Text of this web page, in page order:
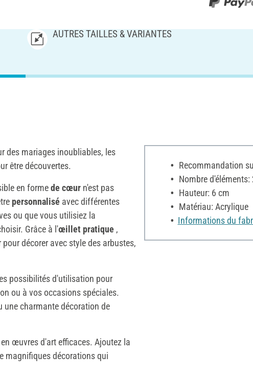
AUTRES TAILLES & VARIANTES
des mariages inoubliables, les
être découvertes.
en formede cœur n'est pas
personnalisé avec différentes
ou que vous utilisiez la
Grâce à l'œillet pratique ,
pour décorer avec style des arbustes,
possibilités d'utilisation pour
ou à vos occasions spéciales.
une charmante décoration de
œuvres d'art efficaces. Ajoutez la
magnifiques décorations qui
Recommandation
Nombre d'éléments:
Hauteur: 6 cm
Matériau: Acrylique
Informations du